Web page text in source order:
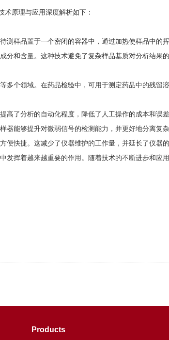
原理与应用深度解析如下：
品置于一个密闭的容器中，通过加热使样品中的
和含量。这种技术避免了复杂样品基质对分析结果
领域。在药品检验中，可用于测定药品中的残留
分析的自动化程度，降低了人工操作的成本和误
够提升对微弱信号的检测能力，并更好地分离复
快捷。这减少了仪器维护的工作量，并延长了仪器的
挥着越来越重要的作用。随着技术的不断进步和应
Products